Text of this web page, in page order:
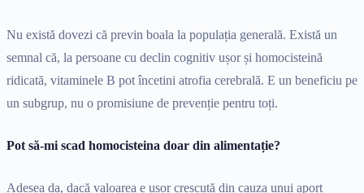
Nu există dovezi că previn boala la populația generală. Există un
semnal că, la persoane cu declin cognitiv ușor și homocisteină
ridicată, vitaminele B pot încetini atrofia cerebrală. E un beneficiu pe
un subgrup, nu o promisiune de prevenție pentru toți.
Pot să-mi scad homocisteina doar din alimentație?
Adesea da, dacă valoarea e ușor crescută din cauza unui aport